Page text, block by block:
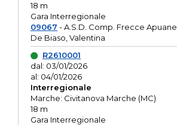
18 m
Gara Interregionale
09067 - A.S.D. Comp. Frecce Apuane
De Biaso, Valentina
R2610001
dal: 03/01/2026
al: 04/01/2026
Interregionale
Marche: Civitanova Marche (MC)
18 m
Gara Interregionale